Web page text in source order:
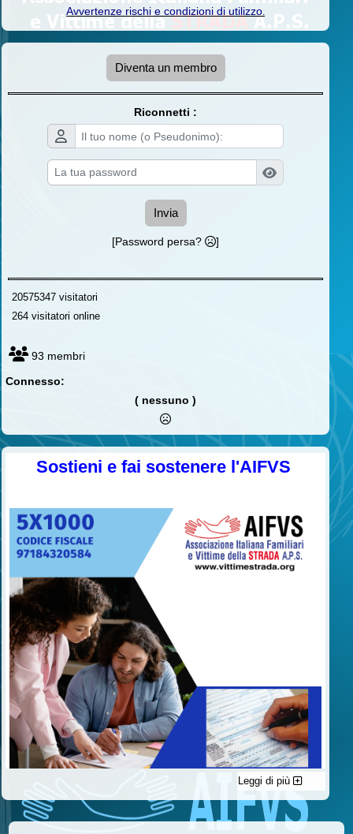
Avvertenze rischi e condizioni di utilizzo.
Diventa un membro
Riconnetti :
Invia
[Password persa? ]
20575347 visitatori
264 visitatori online
93 membri
Connesso:
( nessuno )
Sostieni e fai sostenere l'AIFVS
C'è un modo di contribuire alle attività dell’A.I.F.V.S. a favore
delle vittime della strada e per dare giustizia ai superstiti ed ai
loro familiari che non costa nulla: devolvere il 5 per mille della
Leggi di più